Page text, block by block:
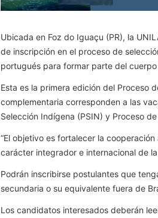
Ubicada en Foz do Iguaçu (PR), la
de inscripción en el proceso de
portugués para formar parte del
Esta es la primera edición del Proceso
complementaria corresponden a las
Selección Indígena (PSIN) y Proceso
“El objetivo es fortalecer la
carácter integrador e internacional de
Podrán inscribirse postulantes que
secundaria o su equivalente fuera de
Los candidatos interesados ​​deberán